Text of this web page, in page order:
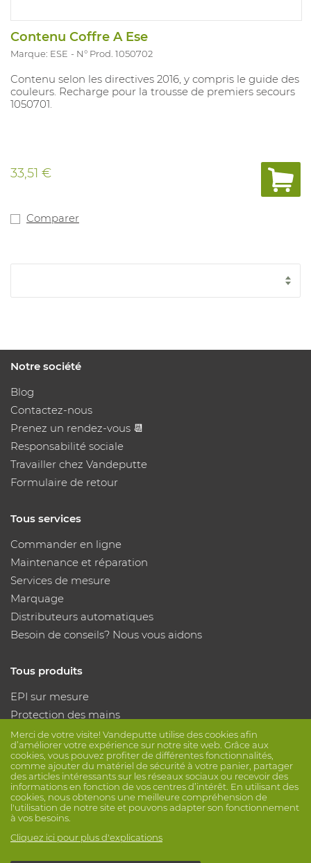
Contenu Coffre A Ese
Marque: ESE N° Prod. 1050702
Contenu selon les directives 2016, y compris le guide des
couleurs. Recharge pour la trousse de premiers secours
1050701.
33,51 €
Comparer
Merci de votre visite! Vandeputte utilise des cookies afin
d’améliorer votre expérience sur notre site web. Grâce aux
cookies, vous pouvez profiter de différentes fonctionnalités,
comme ajouter du matériel de sécurité à votre panier, partager
des articles intéressants sur les réseaux sociaux ou recevoir des
informations en fonction de vos centres d’intérêt. En utilisant des
cookies, nous obtenons une meilleure compréhension de
l'utilisation de notre site et pouvons adapter son fonctionnement
à vos besoins.
Cliquez ici pour plus d'explications
Notre société
Blog
Contactez-nous
Prenez un rendez-vous 📆
Responsabilité sociale
Travailler chez Vandeputte
Formulaire de retour
Tous services
Commander en ligne
Maintenance et réparation
Services de mesure
Marquage
Distributeurs automatiques
Besoin de conseils? Nous vous aidons
Tous produits
EPI sur mesure
Protection des mains
Protection des pieds
Vêtements de protection
Suivez nous